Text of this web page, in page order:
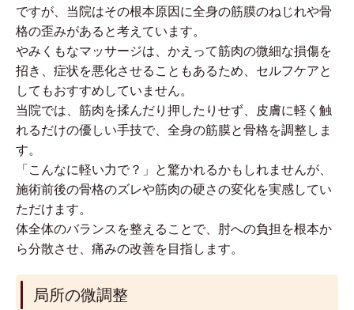
ですが、当院はその根本原因に全身の筋膜のねじれや骨
格の歪みがあると考えています。
やみくもなマッサージは、かえって筋肉の微細な損傷を
招き、症状を悪化させることもあるため、セルフケアと
してもおすすめしていません。
当院では、筋肉を揉んだり押したりせず、皮膚に軽く触
れるだけの優しい手技で、全身の筋膜と骨格を調整しま
す。
「こんなに軽い力で？」と驚かれるかもしれませんが、
施術前後の骨格のズレや筋肉の硬さの変化を実感してい
ただけます。
体全体のバランスを整えることで、肘への負担を根本か
ら分散させ、痛みの改善を目指します。
局所の微調整